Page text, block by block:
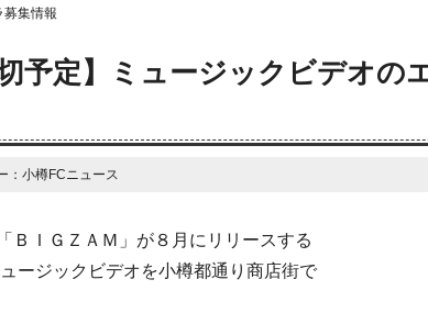
募集情報
予定】ミュージックビデオの
小樽FCニュース
ＢＩＧＺＡＭ」が８月にリリースする
ージックビデオを小樽都通り商店街で